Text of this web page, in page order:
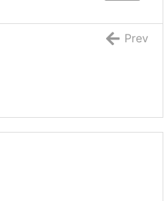
Prev